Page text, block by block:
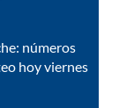
números
hoy viernes